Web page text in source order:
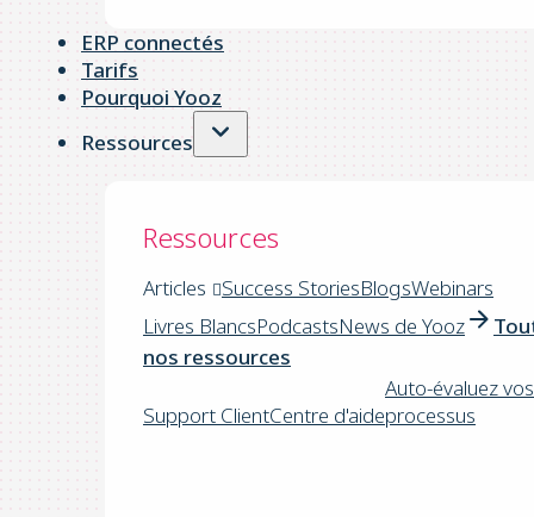
ERP connectés
Tarifs
Pourquoi Yooz
Ressources
Ressources
Articles Success StoriesBlogsWebinars
Livres BlancsPodcastsNews de Yooz
nos ressources
Support ClientCentre d'aide
Auto-évaluez vos
processus